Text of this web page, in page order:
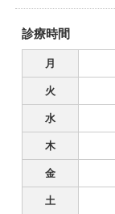
診療時間
月
火
水
木
金
土